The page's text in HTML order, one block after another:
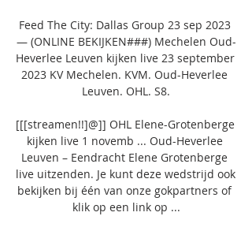
Feed The City: Dallas Group 23 sep 2023
— (ONLINE BEKIJKEN###) Mechelen Oud-
Heverlee Leuven kijken live 23 september
2023 KV Mechelen. KVM. Oud-Heverlee
Leuven. OHL. S8.
[[[streamen!!]@]] OHL Elene-Grotenberge
kijken live 1 novemb ... Oud-Heverlee
Leuven – Eendracht Elene Grotenberge
live uitzenden. Je kunt deze wedstrijd ook
bekijken bij één van onze gokpartners of
klik op een link op ...